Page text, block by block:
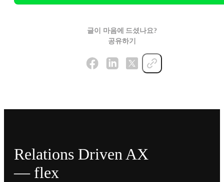
글이 마음에 드셨나요?
공유하기
Relations Driven AX
— flex